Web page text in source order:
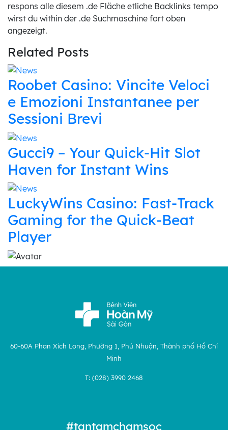
respons alle diesem .de Fläche etliche Backlinks tempo
wirst du within der .de Suchmaschine fort oben
angezeigt.
Related Posts
Roobet Casino: Vincite Veloci
e Emozioni Instantanee per
Sessioni Brevi
Gucci9 – Your Quick‑Hit Slot
Haven for Instant Wins
LuckyWins Casino: Fast‑Track
Gaming for the Quick‑Beat
Player
60-60A Phan Xích Long, Phường 1, Phú Nhuận, Thành phố Hồ Chí
Minh
T: (028) 3990 2468
#tantamchamsoc